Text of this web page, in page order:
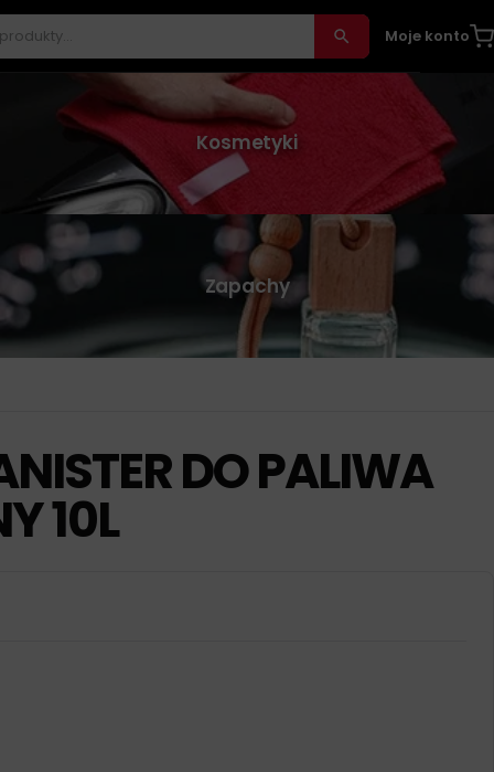
Moje konto
Kosmetyki
Zapachy
DO PALIWA
10L